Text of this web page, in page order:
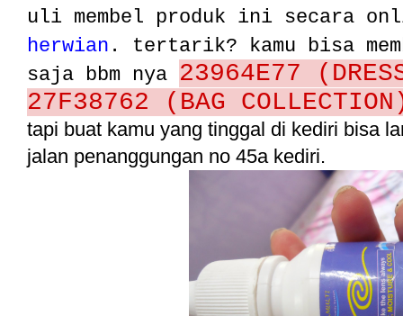
uli membel produk ini secara
herwian . tertarik? kamu bisa
saja bbm nya 23964E77
27F38762 (BAG
tapi buat kamu yang tinggal di kediri bisa
jalan penanggungan no 45a kediri.